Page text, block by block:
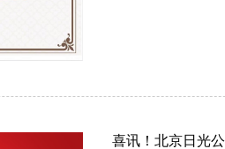
喜讯！北京日光